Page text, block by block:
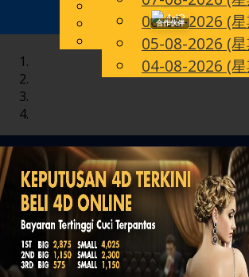
CN
English
Chinese
Malay
06-08-2026 (
05-08-2026 (
04-08-2026 (
合作伙伴
Toggle